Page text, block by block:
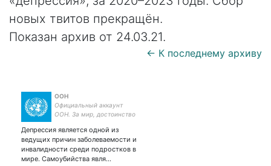
новых твитов прекращён.
Показан архив от 24.03.21.
← К последнему архиву
ООН
Официальный аккаунт
ООН. За мир, достоинство
планете.
Депрессия является одной из
ведущих причин заболеваемости и
инвалидности среди подростков в
мире. Самоубийства явля…